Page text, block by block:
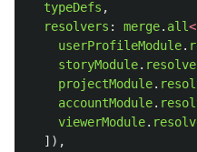
typeDefs ,
resolvers : merge. all<
userProfileModule.
storyModule.
projectModule.
accountModule.
viewerModule.
]),